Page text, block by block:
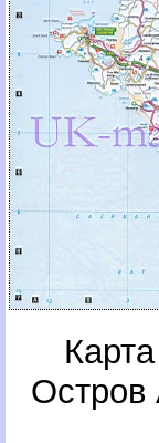
Остров